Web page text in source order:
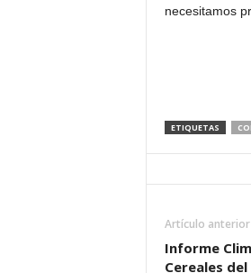
necesitamos
ETIQUETAS
Artículo anterior
Informe
Cereales